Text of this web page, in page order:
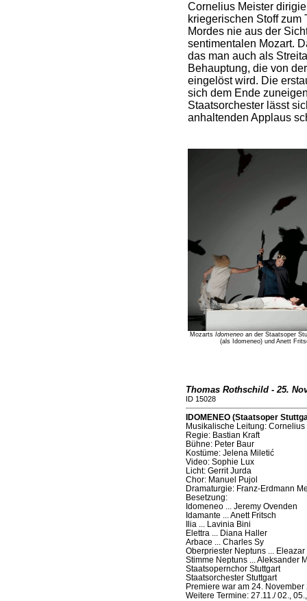
Cornelius Meister
kriegerischen Stoff zum
Mordes nie aus der
sentimentalen Mozart.
das man auch als
Behauptung, die von
eingelöst wird. Die
sich dem Ende
Staatsorchester lässt
anhaltenden Applaus
Mozarts Idomeneoan der Staatsoper
(als Idomeneo) und Anett
Thomas Rothschild - 25.
ID 15028
IDOMENEO (Staatsoper
Musikalische Leitung: Cornelius
Regie: Bastian Kraft
Bühne: Peter Baur
Kostüme: Jelena Miletić
Video: Sophie Lux
Licht: Gerrit Jurda
Chor: Manuel Pujol
Dramaturgie: Franz-Erdmann
Besetzung:
Idomeneo ... Jeremy Ovenden
Idamante ... Anett Fritsch
Ilia ... Lavinia Bini
Elettra ... Diana Haller
Arbace ... Charles Sy
Oberpriester Neptuns ...
Stimme Neptuns ... Aleksander
Staatsopernchor Stuttgart
Staatsorchester Stuttgart
Premiere war am 24. November
Weitere Termine: 27.11./ 02.,